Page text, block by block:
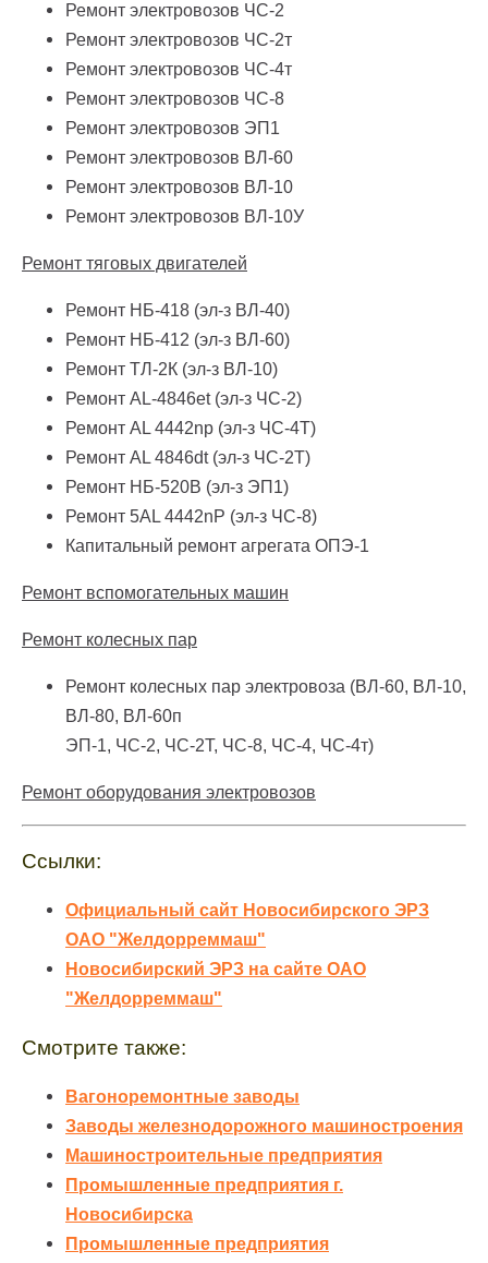
Ремонт электровозов ЧС-2
Ремонт электровозов ЧС-2т
Ремонт электровозов ЧС-4т
Ремонт электровозов ЧС-8
Ремонт электровозов ЭП1
Ремонт электровозов ВЛ-60
Ремонт электровозов ВЛ-10
Ремонт электровозов ВЛ-10У
Ремонт тяговых двигателей
Ремонт НБ-418 (эл-з ВЛ-40)
Ремонт НБ-412 (эл-з ВЛ-60)
Ремонт ТЛ-2К (эл-з ВЛ-10)
Ремонт AL-4846et (эл-з ЧС-2)
Ремонт AL 4442np (эл-з ЧС-4Т)
Ремонт AL 4846dt (эл-з ЧС-2Т)
Ремонт НБ-520В (эл-з ЭП1)
Ремонт 5AL 4442nP (эл-з ЧС-8)
Капитальный ремонт агрегата ОПЭ-1
Ремонт вспомогательных машин
Ремонт колесных пар
Ремонт колесных пар электровоза (ВЛ-60, ВЛ-10,
ВЛ-80, ВЛ-60п
ЭП-1, ЧС-2, ЧС-2Т, ЧС-8, ЧС-4, ЧС-4т)
Ремонт оборудования электровозов
Ссылки:
Официальный сайт Новосибирского ЭРЗ
ОАО "Желдорреммаш"
Новосибирский ЭРЗ на сайте ОАО
"Желдорреммаш"
Смотрите также:
Вагоноремонтные заводы
Заводы железнодорожного машиностроения
Машиностроительные предприятия
Промышленные предприятия г.
Новосибирска
Промышленные предприятия